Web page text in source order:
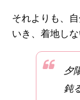
それよりも、
いき、着地し
夕
鈍